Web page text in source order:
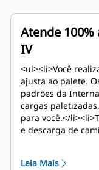
Atende 100%
IV
<ul><li>Você
ajusta ao palete.
padrões da
cargas
para você.</
e descarga de
Leia Mais